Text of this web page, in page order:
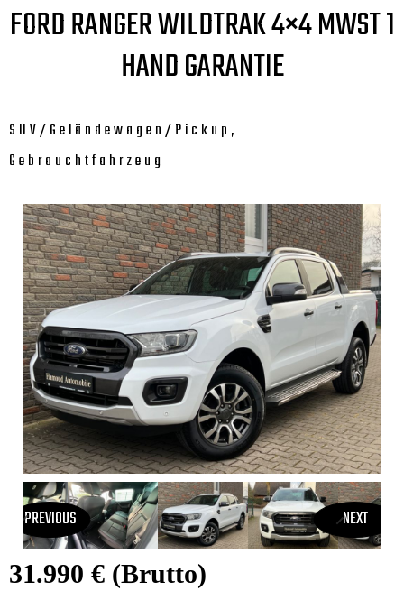
FORD RANGER WILDTRAK 4×4 MWST 1
HAND GARANTIE
SUV/Geländewagen/Pickup,
Gebrauchtfahrzeug
PREVIOUS NEXT
31.990 € (Brutto)